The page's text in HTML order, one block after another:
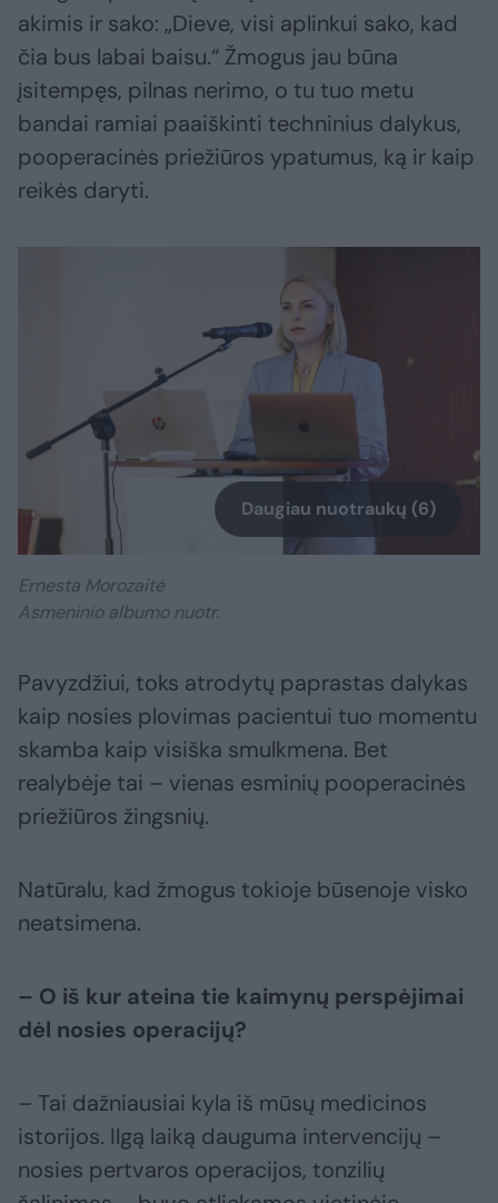
akimis ir sako: „Dieve, visi aplinkui sako, kad
čia bus labai baisu.“ Žmogus jau būna
įsitempęs, pilnas nerimo, o tu tuo metu
bandai ramiai paaiškinti techninius dalykus,
pooperacinės priežiūros ypatumus, ką ir kaip
reikės daryti.
Daugiau nuotraukų (6)
Ernesta Morozaitė
Asmeninio albumo nuotr.
Pavyzdžiui, toks atrodytų paprastas dalykas
kaip nosies plovimas pacientui tuo momentu
skamba kaip visiška smulkmena. Bet
realybėje tai – vienas esminių pooperacinės
priežiūros žingsnių.
Natūralu, kad žmogus tokioje būsenoje visko
neatsimena.
– O iš kur ateina tie kaimynų perspėjimai
dėl nosies operacijų?
– Tai dažniausiai kyla iš mūsų medicinos
istorijos. Ilgą laiką dauguma intervencijų –
nosies pertvaros operacijos, tonzilių